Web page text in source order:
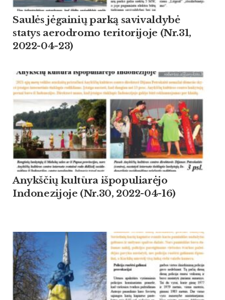
Saulės jėgainių parką savivaldybė
statys aerodromo teritorijoje (Nr.31,
2022-04-23)
Anykščių kultūra išpopuliarėjo
Indonezijoje (Nr.30, 2022-04-16)